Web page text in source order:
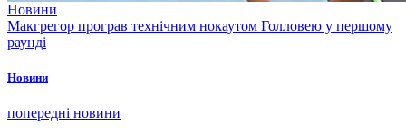
Новини
Макгрегор програв технічним нокаутом Голловею у першому
раунді
Новини
попередні новини